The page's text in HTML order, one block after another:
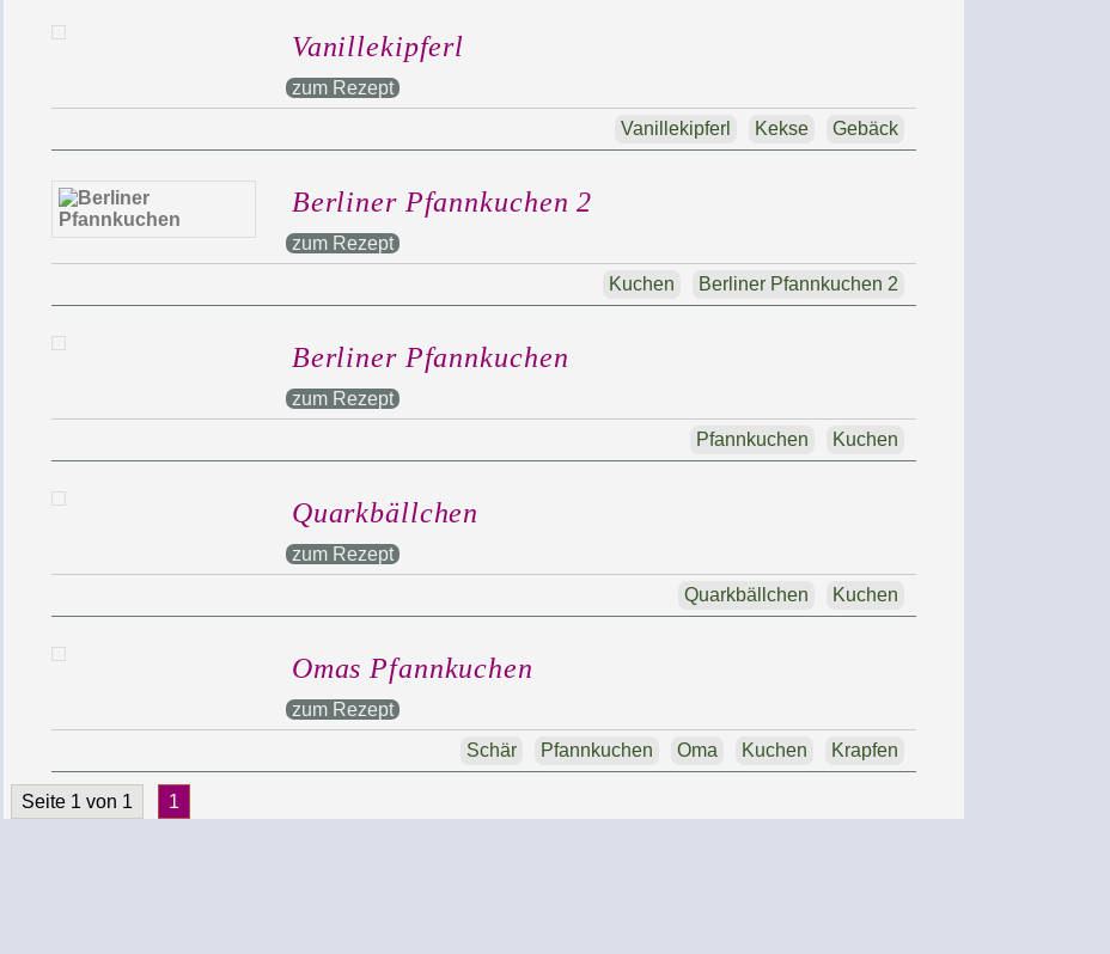
Vanillekipferl
zum Rezept
Gebäck
Kekse
Vanillekipferl
Berliner Pfannkuchen 2
zum Rezept
Berliner Pfannkuchen 2
Kuchen
Berliner Pfannkuchen
zum Rezept
Kuchen
Pfannkuchen
Quarkbällchen
zum Rezept
Kuchen
Quarkbällchen
Omas Pfannkuchen
zum Rezept
Krapfen
Kuchen
Oma
Pfannkuchen
Schär
Seite 1 von 1 1